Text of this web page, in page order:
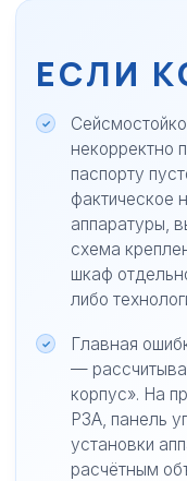
ЕСЛИ
некорректно
паспорту
фактическое
аппаратуры,
схема
шкаф
либо
Главная
—
корпус». На
РЗА, панель
установки
расчётным